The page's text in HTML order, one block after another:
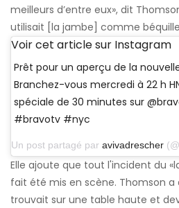
meilleurs d’entre eux», dit
utilisait [la jambe] comme
Voir cet article sur Instagram
Prêt pour un aperçu de la
Branchez-vous mercredi à 22 h
spéciale de 30 minutes sur
#bravotv #nyc
Un post partagé par avivadrescher
Elle ajoute que tout l'incident du
fait été mis en scène. Thomson a
trouvait sur une table haute et